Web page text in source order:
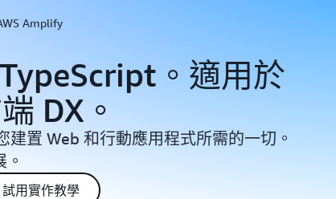
Amplify
。適用於
DX。
建置 Web 和行動應用程式所需的一切。
試用實作教學